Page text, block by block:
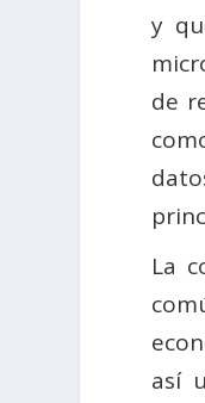
y
de
La
así